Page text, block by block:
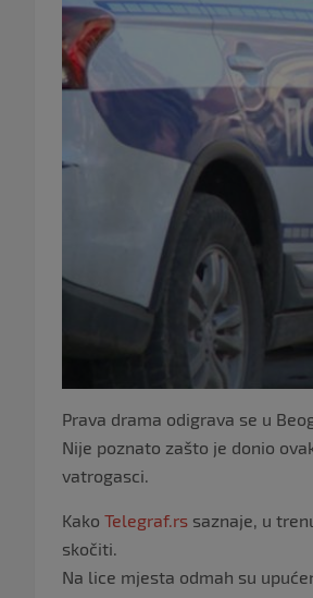
Prava drama odigrava se u
Nije poznato zašto je donio
vatrogasci.
Kako Telegraf.rs saznaje, u
skočiti.
Na lice mjesta odmah su